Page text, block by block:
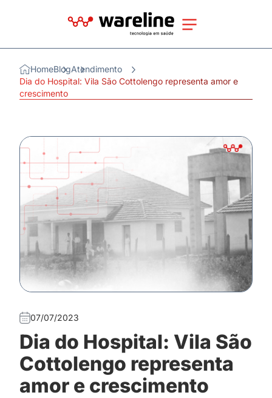
HomeBlogAtendimento
Dia do Hospital: Vila São Cottolengo representa amor e
crescimento
07/07/2023
Dia do Hospital: Vila São
Cottolengo representa
amor e crescimento